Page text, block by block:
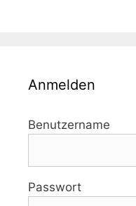
Anmelden
Benutzername
Passwort